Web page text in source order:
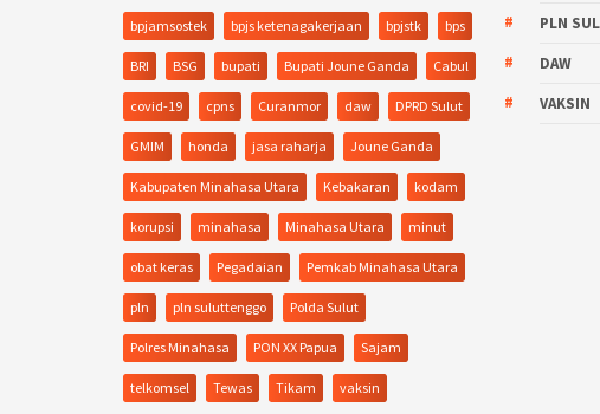
bpjamsostek bpjs ketenagakerjaan bpjstk bps
BRI BSG bupati Bupati Joune Ganda Cabul
covid-19 cpns Curanmor daw DPRD Sulut
GMIM honda jasa raharja Joune Ganda
Kabupaten Minahasa Utara Kebakaran kodam
korupsi minahasa Minahasa Utara minut
obat keras Pegadaian Pemkab Minahasa Utara
pln pln suluttenggo Polda Sulut
Polres Minahasa PON XX Papua Sajam
telkomsel Tewas Tikam vaksin
PLN
DAW
VAKSIN